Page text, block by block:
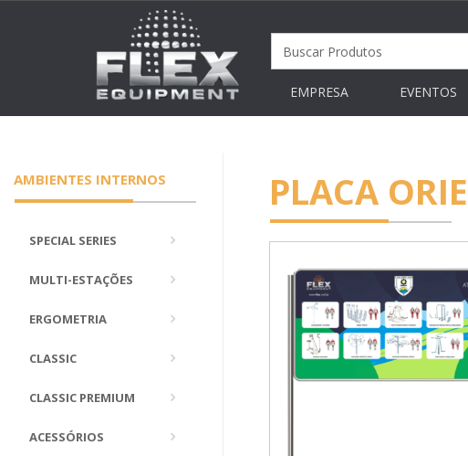
EMPRESA EVENTOS
AMBIENTES INTERNOS
SPECIAL SERIES
MULTI-ESTAÇÕES
ERGOMETRIA
CLASSIC
CLASSIC PREMIUM
ACESSÓRIOS
PLACA